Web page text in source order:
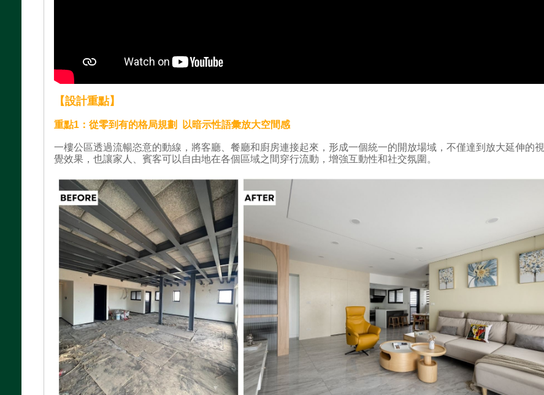
【設計重點】
重點1：從零到有的格局規劃 以暗示性語彙放大空間感
一樓公區透過流暢恣意的動線，將客廳、餐廳和廚房連接起來，形成一個統一的開放場域，不僅達到放大延伸的視
覺效果，也讓家人、賓客可以自由地在各個區域之間穿行流動，增強互動性和社交氛圍。